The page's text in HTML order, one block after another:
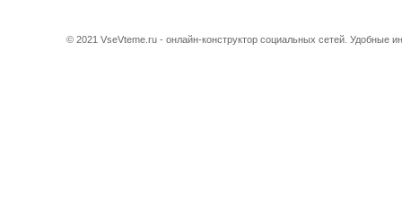
© 2021 VseVteme.ru - онлайн-конструктор социальных сетей. Удобные